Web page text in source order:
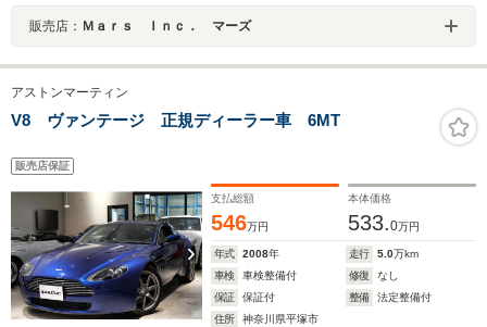
販売店： Ｍａｒｓ Ｉｎｃ． マーズ
アストンマーティン
V8 ヴァンテージ 正規ディーラー車 6MT
販売店保証
支払総額
546万円
本体価格
533.0万円
年式 2008年 走行 5.0万km
車検
車検整備付 修復
なし
保証
保証付 整備
法定整備付
住所
神奈川県平塚市